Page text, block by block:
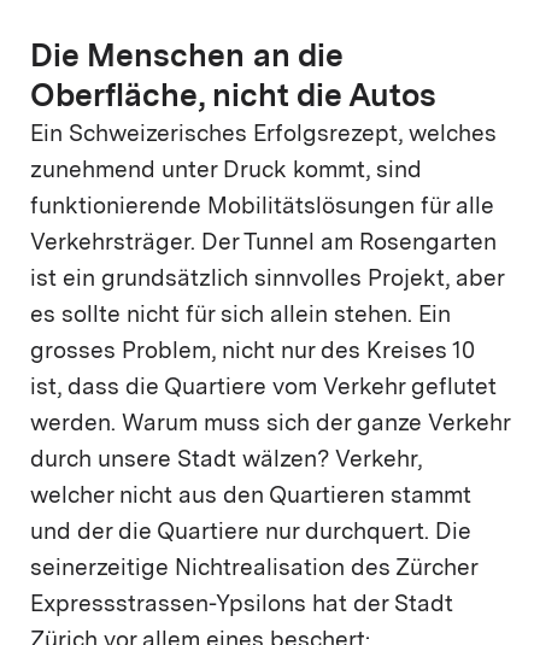
Die Menschen an die
Oberfläche, nicht die Autos
Ein Schweizerisches Erfolgsrezept, welches
zunehmend unter Druck kommt, sind
funktionierende Mobilitätslösungen für alle
Verkehrsträger. Der Tunnel am Rosengarten
ist ein grundsätzlich sinnvolles Projekt, aber
es sollte nicht für sich allein stehen. Ein
grosses Problem, nicht nur des Kreises 10
ist, dass die Quartiere vom Verkehr geflutet
werden. Warum muss sich der ganze Verkehr
durch unsere Stadt wälzen? Verkehr,
welcher nicht aus den Quartieren stammt
und der die Quartiere nur durchquert. Die
seinerzeitige Nichtrealisation des Zürcher
Expressstrassen-Ypsilons hat der Stadt